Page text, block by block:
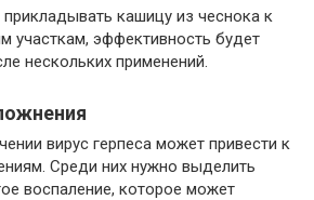
кашицу из чеснока к
участкам, эффективность будет
нескольких применений.
вирус герпеса может привести к
Среди них нужно выделить
воспаление, которое может